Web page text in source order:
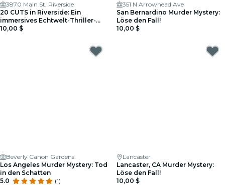
3870 Main St, Riverside
20 CUTS in Riverside: Ein
immersives Echtwelt-Thriller-
Spiel
10,00 $
351 N Arrowhead Ave
San Bernardino Murder Mystery:
Löse den Fall!
10,00 $
Beverly Canon Gardens
Los Angeles Murder Mystery: Tod
in den Schatten
5.0
(1)
Lancaster
Lancaster, CA Murder Mystery:
Löse den Fall!
10,00 $